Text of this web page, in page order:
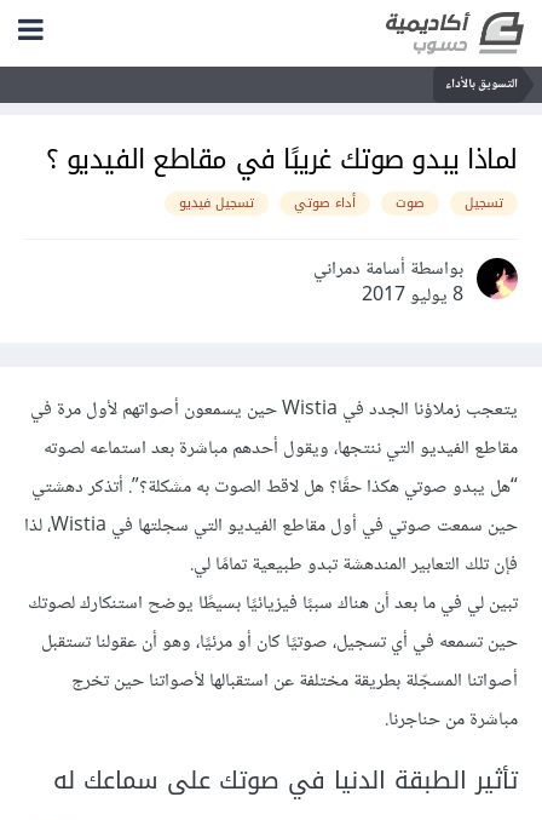
التسويق بالأداء
لماذا يبدو صوتك غريبًا في مقاطع الفيديو ؟
تسجيل صوت أداء صوتي تسجيل فيديو
بواسطة أسامة دمراني
8 يوليو 2017
يتعجب زملاؤنا الجدد في Wistia حين يسمعون أصواتهم ﻷول مرة في
مقاطع الفيديو التي ننتجها، ويقول أحدهم مباشرة بعد استماعه لصوته
“هل يبدو صوتي هكذا حقًا؟ هل لاقط الصوت به مشكلة؟”. أتذكر دهشتي
حين سمعت صوتي في أول مقاطع الفيديو التي سجلتها في Wistia، لذا
فإن تلك التعابير المندهشة تبدو طبيعية تمامًا لي.
تبين لي في ما بعد أن هناك سببًا فيزيائيًا بسيطًا يوضح استنكارك لصوتك
حين تسمعه في أي تسجيل، صوتيًا كان أو مرئيًا، وهو أن عقولنا تستقبل
أصواتنا المسجّلة بطريقة مختلفة عن استقبالها لأصواتنا حين تخرج
مباشرة من حناجرنا.
تأثير الطبقة الدنيا في صوتك على سماعك له